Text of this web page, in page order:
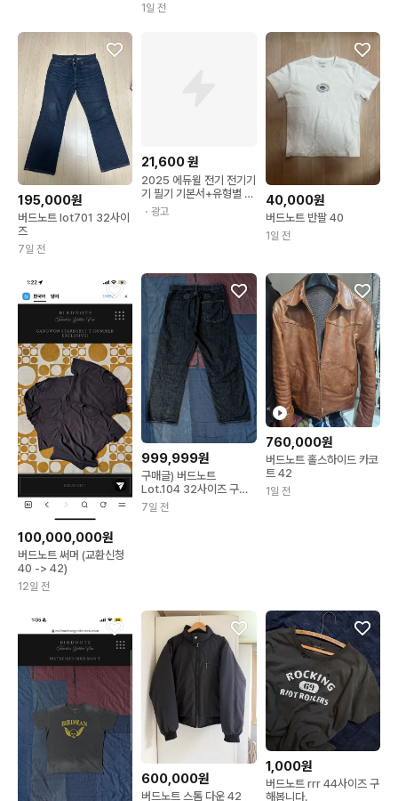
1일 전
195,000원
버드노트 lot701 32사이
즈
7일 전
21,600원
2025 에듀윌 전기 전기기
기 필기 기본서+유형별 N
제 전기기사, 전기산업기
사, 전기공사기사, 전기공
・광고
40,000원
버드노트 반팔 40
1일 전
100,000,000원
버드노트 써머 (교환신청
40 -> 42)
12일 전
999,999원
구매글) 버드노트
Lot.104 32사이즈 구합
니다
7일 전
760,000원
버드노트 홀스하이드 카코
트 42
1일 전
600,000원
버드노트 스톰 다운 42
1,000원
버드노트 rrr 44사이즈 구
해봅니다.